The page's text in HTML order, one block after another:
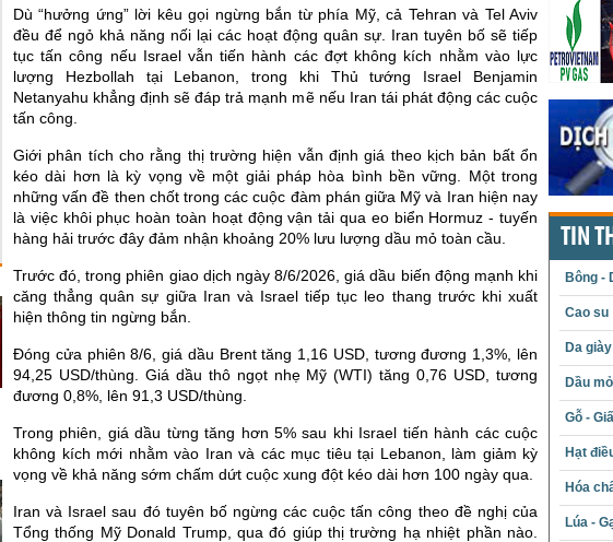
Dù “hưởng ứng” lời kêu gọi ngừng bắn từ phía Mỹ, cả Tehran và Tel Aviv
đều để ngỏ khả năng nối lại các hoạt động quân sự. Iran tuyên bố sẽ tiếp
tục tấn công nếu Israel vẫn tiến hành các đợt không kích nhằm vào lực
lượng Hezbollah tại Lebanon, trong khi Thủ tướng Israel Benjamin
Netanyahu khẳng định sẽ đáp trả mạnh mẽ nếu Iran tái phát động các cuộc
tấn công.
Giới phân tích cho rằng thị trường hiện vẫn định giá theo kịch bản bất ổn
kéo dài hơn là kỳ vọng về một giải pháp hòa bình bền vững. Một trong
những vấn đề then chốt trong các cuộc đàm phán giữa Mỹ và Iran hiện nay
là việc khôi phục hoàn toàn hoạt động vận tải qua eo biển Hormuz - tuyến
hàng hải trước đây đảm nhận khoảng 20% lưu lượng dầu mỏ toàn cầu.
Trước đó, trong phiên giao dịch ngày 8/6/2026, giá dầu biến động mạnh khi
căng thẳng quân sự giữa Iran và Israel tiếp tục leo thang trước khi xuất
hiện thông tin ngừng bắn.
Đóng cửa phiên 8/6, giá dầu Brent tăng 1,16 USD, tương đương 1,3%, lên
94,25 USD/thùng. Giá dầu thô ngọt nhẹ Mỹ (WTI) tăng 0,76 USD, tương
đương 0,8%, lên 91,3 USD/thùng.
Trong phiên, giá dầu từng tăng hơn 5% sau khi Israel tiến hành các cuộc
không kích mới nhằm vào Iran và các mục tiêu tại Lebanon, làm giảm kỳ
vọng về khả năng sớm chấm dứt cuộc xung đột kéo dài hơn 100 ngày qua.
Iran và Israel sau đó tuyên bố ngừng các cuộc tấn công theo đề nghị của
Tổng thống Mỹ Donald Trump, qua đó giúp thị trường hạ nhiệt phần nào.
TIN
Bông -
Cao su
Da giày
Dầu
Gỗ -
Hạt
Hóa
Lúa -